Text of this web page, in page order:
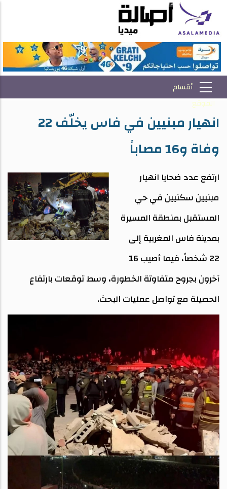
انهيار مبنيين في فاس يخلّف 22
وفاة و16 مصاباً
ارتفع عدد ضحايا انهيار
مبنيين سكنيين في حي
المستقبل بمنطقة المسيرة
بمدينة فاس المغربية إلى
22 شخصاً، فيما أصيب 16
آخرون بجروح متفاوتة الخطورة، وسط توقعات بارتفاع
الحصيلة مع تواصل عمليات البحث.